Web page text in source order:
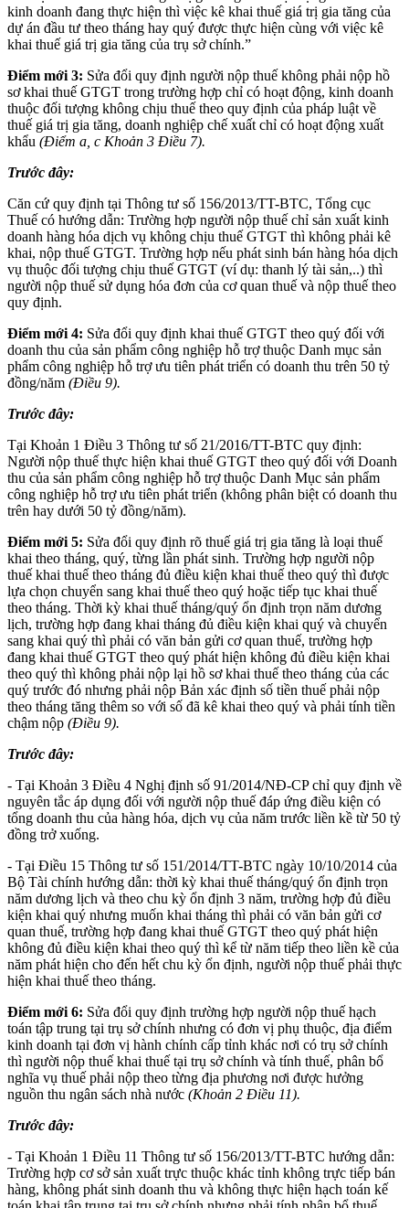
kinh doanh đang thực hiện thì việc kê khai thuế giá trị gia tăng của
dự án đầu tư theo tháng hay quý được thực hiện cùng với việc kê
khai thuế giá trị gia tăng của trụ sở chính.”
Điểm mới 3: Sửa đổi quy định người nộp thuế không phải nộp hồ
sơ khai thuế GTGT trong trường hợp chỉ có hoạt động, kinh doanh
thuộc đối tượng không chịu thuế theo quy định của pháp luật về
thuế giá trị gia tăng, doanh nghiệp chế xuất chỉ có hoạt động xuất
khẩu (Điểm a, c Khoản 3 Điều 7).
Trước đây:
Căn cứ quy định tại Thông tư số 156/2013/TT-BTC, Tổng cục
Thuế có hướng dẫn: Trường hợp người nộp thuế chỉ sản xuất kinh
doanh hàng hóa dịch vụ không chịu thuế GTGT thì không phải kê
khai, nộp thuế GTGT. Trường hợp nếu phát sinh bán hàng hóa dịch
vụ thuộc đối tượng chịu thuế GTGT (ví dụ: thanh lý tài sản,..) thì
người nộp thuế sử dụng hóa đơn của cơ quan thuế và nộp thuế theo
quy định.
Điểm mới 4: Sửa đổi quy định khai thuế GTGT theo quý đối với
doanh thu của sản phẩm công nghiệp hỗ trợ thuộc Danh mục sản
phẩm công nghiệp hỗ trợ ưu tiên phát triển có doanh thu trên 50 tỷ
đồng/năm (Điều 9).
Trước đây:
Tại Khoản 1 Điều 3 Thông tư số 21/2016/TT-BTC quy định:
Người nộp thuế thực hiện khai thuế GTGT theo quý đối với Doanh
thu của sản phẩm công nghiệp hỗ trợ thuộc Danh Mục sản phẩm
công nghiệp hỗ trợ ưu tiên phát triển (không phân biệt có doanh thu
trên hay dưới 50 tỷ đồng/năm).
Điểm mới 5: Sửa đổi quy định rõ thuế giá trị gia tăng là loại thuế
khai theo tháng, quý, từng lần phát sinh. Trường hợp người nộp
thuế khai thuế theo tháng đủ điều kiện khai thuế theo quý thì được
lựa chọn chuyển sang khai thuế theo quý hoặc tiếp tục khai thuế
theo tháng. Thời kỳ khai thuế tháng/quý ổn định trọn năm dương
lịch, trường hợp đang khai tháng đủ điều kiện khai quý và chuyển
sang khai quý thì phải có văn bản gửi cơ quan thuế, trường hợp
đang khai thuế GTGT theo quý phát hiện không đủ điều kiện khai
theo quý thì không phải nộp lại hồ sơ khai thuế theo tháng của các
quý trước đó nhưng phải nộp Bản xác định số tiền thuế phải nộp
theo tháng tăng thêm so với số đã kê khai theo quý và phải tính tiền
chậm nộp (Điều 9).
Trước đây:
- Tại Khoản 3 Điều 4 Nghị định số 91/2014/NĐ-CP chỉ quy định về
nguyên tắc áp dụng đối với người nộp thuế đáp ứng điều kiện có
tổng doanh thu của hàng hóa, dịch vụ của năm trước liền kề từ 50 tỷ
đồng trở xuống.
- Tại Điều 15 Thông tư số 151/2014/TT-BTC ngày 10/10/2014 của
Bộ Tài chính hướng dẫn: thời kỳ khai thuế tháng/quý ổn định trọn
năm dương lịch và theo chu kỳ ổn định 3 năm, trường hợp đủ điều
kiện khai quý nhưng muốn khai tháng thì phải có văn bản gửi cơ
quan thuế, trường hợp đang khai thuế GTGT theo quý phát hiện
không đủ điều kiện khai theo quý thì kể từ năm tiếp theo liền kề của
năm phát hiện cho đến hết chu kỳ ổn định, người nộp thuế phải thực
hiện khai thuế theo tháng.
Điểm mới 6: Sửa đổi quy định trường hợp người nộp thuế hạch
toán tập trung tại trụ sở chính nhưng có đơn vị phụ thuộc, địa điểm
kinh doanh tại đơn vị hành chính cấp tỉnh khác nơi có trụ sở chính
thì người nộp thuế khai thuế tại trụ sở chính và tính thuế, phân bổ
nghĩa vụ thuế phải nộp theo từng địa phương nơi được hưởng
nguồn thu ngân sách nhà nước (Khoản 2 Điều 11).
Trước đây:
- Tại Khoản 1 Điều 11 Thông tư số 156/2013/TT-BTC hướng dẫn:
Trường hợp cơ sở sản xuất trực thuộc khác tỉnh không trực tiếp bán
hàng, không phát sinh doanh thu và không thực hiện hạch toán kế